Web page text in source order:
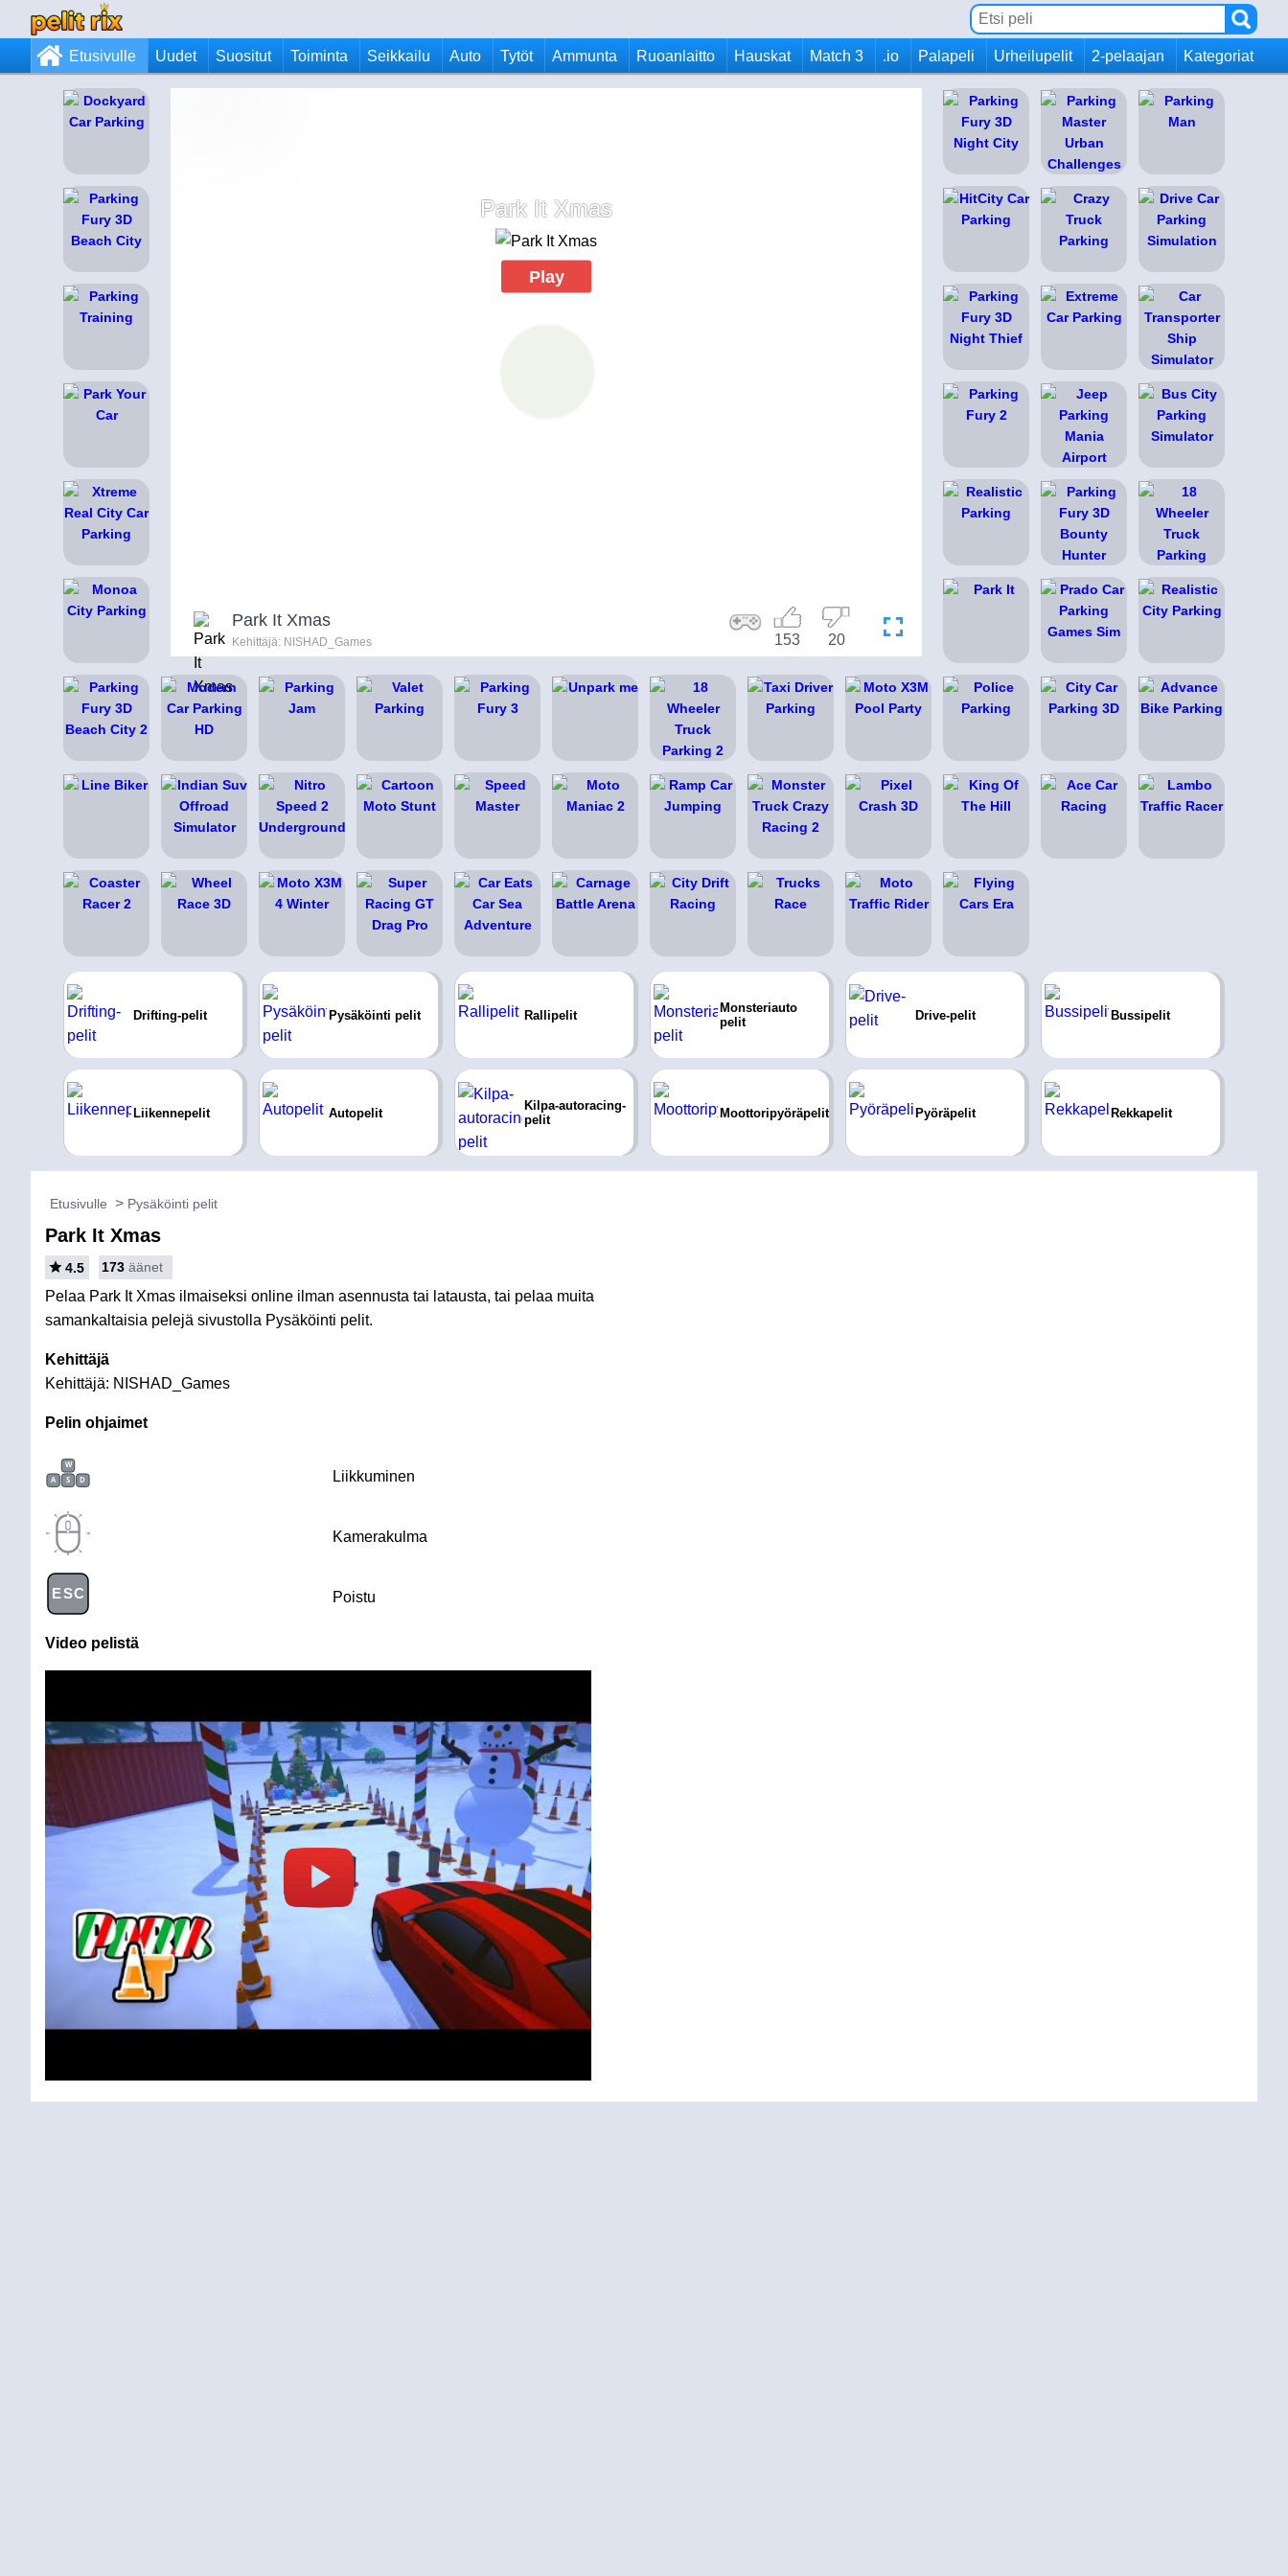
Etusivulle Uudet Suositut Toiminta Seikkailu Auto Tytöt Ammunta Ruoanlaitto Hauskat Match 3 .io Palapeli Urheilupelit 2-pelaajan Kategoriat
Park It Xmas
Play
Park It Xmas
Kehittäjä: NISHAD_Games 20
153
Drifting-pelit Pysäköinti pelit Rallipelit
Monsteriauto
pelit
Drive-pelit Bussipelit
Liikennepelit Autopelit
Kilpa-autoracing-
pelit
Moottoripyöräpelit Pyöräpelit Rekkapelit
Etusivulle Pysäköinti pelit
Park It Xmas
4.5 173 äänet
Pelaa Park It Xmas ilmaiseksi online ilman asennusta tai latausta, tai pelaa muita
samankaltaisia pelejä sivustolla Pysäköinti pelit.
Kehittäjä
Kehittäjä: NISHAD_Games
Pelin ohjaimet
W
A
S D Liikkuminen
Kamerakulma
ESC Poistu
Video pelistä